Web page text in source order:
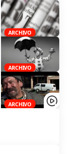
ARCHIVO
ARCHIVO
ARCHIVO